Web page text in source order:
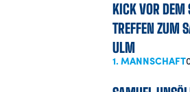
KICK VOR DEM
TREFFEN ZUM
ULM
1. MANNSCHAFT